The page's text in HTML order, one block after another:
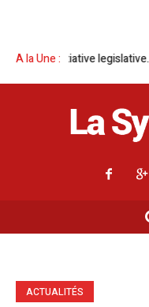
A la Une :
legislative. Parlement
ACTUALITÉS